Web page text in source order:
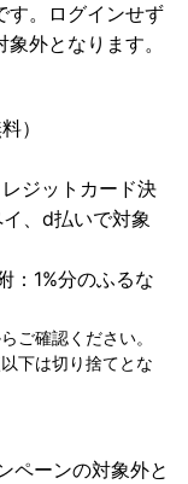
す。ログインせず
外となります。
）
ジットカード決
、d払いで対象
：1%分のふるな
ご確認ください。
下は切り捨てとな
ペーンの対象外と